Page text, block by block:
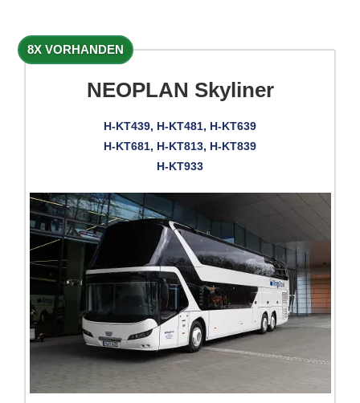
8X VORHANDEN
NEOPLAN Skyliner
H-KT439, H-KT481, H-KT639
H-KT681, H-KT813, H-KT839
H-KT933